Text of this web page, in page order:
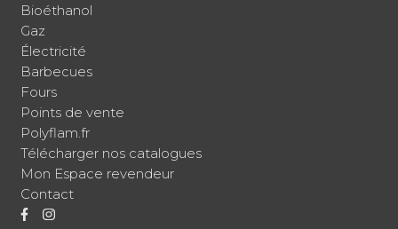
Bioéthanol
Gaz
Électricité
Barbecues
Fours
Points de vente
Polyflam.fr
Télécharger nos catalogues
Mon Espace revendeur
Contact